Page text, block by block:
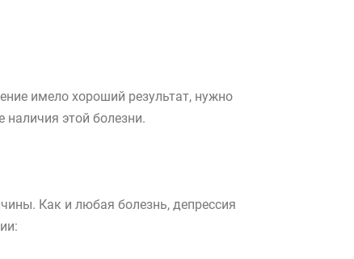
имело хороший результат, нужно
наличия этой болезни.
Как и любая болезнь, депрессия